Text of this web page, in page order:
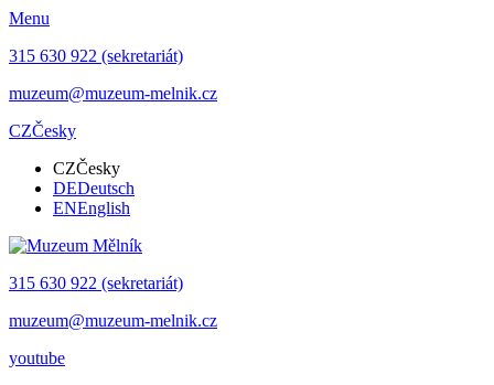
Menu
315 630 922 (sekretariát)
muzeum@muzeum-melnik.cz
CZČesky
CZČesky
DEDeutsch
ENEnglish
315 630 922 (sekretariát)
muzeum@muzeum-melnik.cz
youtube